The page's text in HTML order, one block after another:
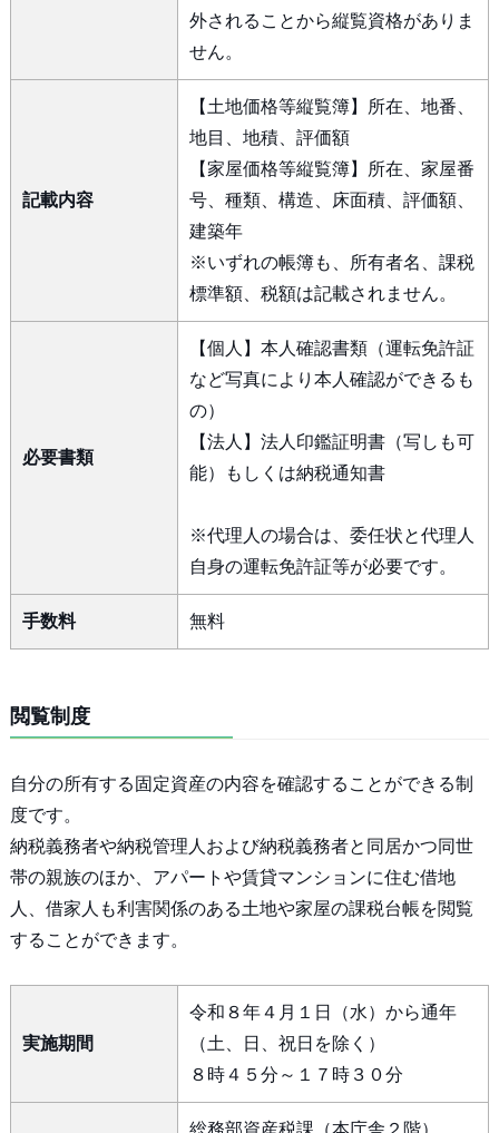
外されることから縦覧資格がありま
せん。
記載内容
【土地価格等縦覧簿】所在、地番、
地目、地積、評価額
【家屋価格等縦覧簿】所在、家屋番
号、種類、構造、床面積、評価額、
建築年
※いずれの帳簿も、所有者名、課税
標準額、税額は記載されません。
必要書類
【個人】本人確認書類（運転免許証
など写真により本人確認ができるも
の）
【法人】法人印鑑証明書（写しも可
能）もしくは納税通知書
※代理人の場合は、委任状と代理人
自身の運転免許証等が必要です。
手数料 無料
閲覧制度
自分の所有する固定資産の内容を確認することができる制
度です。
納税義務者や納税管理人および納税義務者と同居かつ同世
帯の親族のほか、アパートや賃貸マンションに住む借地
人、借家人も利害関係のある土地や家屋の課税台帳を閲覧
することができます。
実施期間
令和８年４月１日（水）から通年
（土、日、祝日を除く）
８時４５分～１７時３０分
総務部資産税課（本庁舎２階）